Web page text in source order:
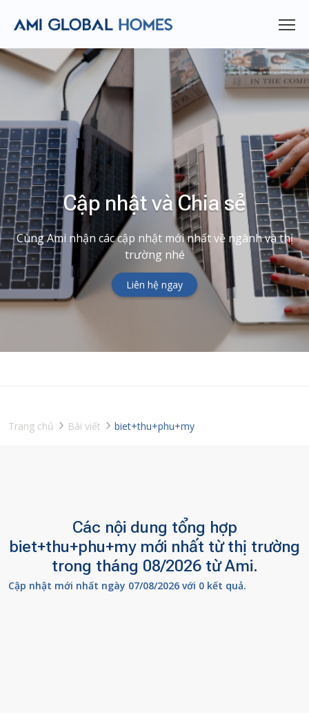
Cập nhật và Chia sẻ
Cùng Ami nhận các cập nhật mới nhất về ngành và thị
trường nhé
Liên hệ ngay
Trang chủ Bài viết biet+thu+phu+my
Các nội dung tổng hợp
biet+thu+phu+my mới nhất từ thị trường
trong tháng 08/2026 từ Ami.
Cập nhật mới nhất ngày 07/08/2026 với 0 kết quả.